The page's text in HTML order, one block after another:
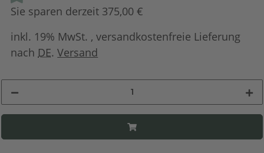
Sie sparen derzeit 375,00 €
inkl. 19% MwSt. , versandkostenfreie Lieferung
nach DE.Versand